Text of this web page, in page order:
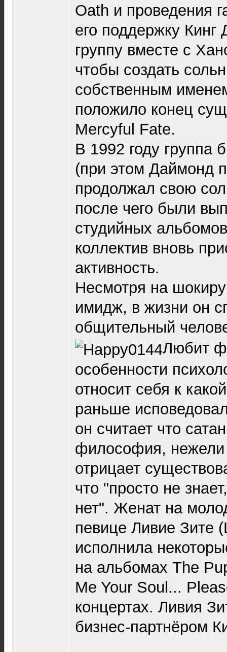
Oath и проведения
его поддержку Кинг
группу вместе с
чтобы создать
собственным
положило конец
Mercyful Fate.
В 1992 году группа
(при этом Даймонд
продолжал свою
после чего были
студийных
коллектив вновь
активность.
Несмотря на
имидж, в жизни он
общительный
Любит
особенности
относит себя к
раньше
он считает что
философия, нежели
отрицает
что "просто не
нет". Женат на
певице Ливие Зите
исполнила
на альбомах The
Me Your Soul...
концертах. Ливия
бизнес-партнёром